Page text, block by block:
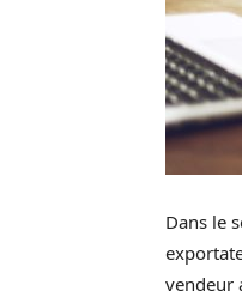
Dans le
vendeur